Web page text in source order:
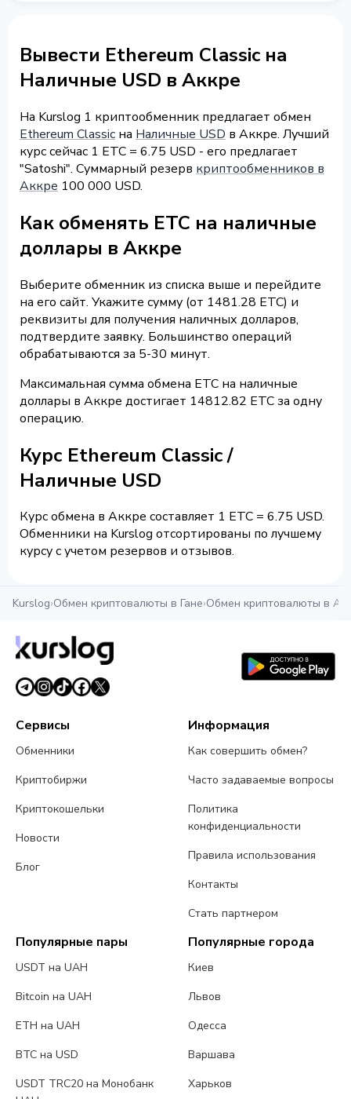
Вывести Ethereum Classic на
Наличные USD в Аккре
На Kurslog 1 криптообменник предлагает обмен
Ethereum Classic на Наличные USD в Аккре. Лучший
курс сейчас 1 ETC = 6.75 USD - его предлагает
"Satoshi". Суммарный резерв криптообменников в
Аккре 100 000 USD.
Как обменять ETC на наличные
доллары в Аккре
Выберите обменник из списка выше и перейдите
на его сайт. Укажите сумму (от 1481.28 ETC) и
реквизиты для получения наличных долларов,
подтвердите заявку. Большинство операций
обрабатываются за 5-30 минут.
Максимальная сумма обмена ETC на наличные
доллары в Аккре достигает 14812.82 ETC за одну
операцию.
Курс Ethereum Classic /
Наличные USD
Курс обмена в Аккре составляет 1 ETC = 6.75 USD.
Обменники на Kurslog отсортированы по лучшему
курсу с учетом резервов и отзывов.
Kurslog›Обмен криптовалюты в Гане›Обмен криптовалюты в
Сервисы
Обменники
Криптобиржи
Криптокошельки
Новости
Блог
Информация
Как совершить обмен?
Часто задаваемые вопросы
Политика
конфиденциальности
Правила использования
Контакты
Стать партнером
Популярные пары
USDT на UAH
Bitcoin на UAH
ETH на UAH
BTC на USD
USDT TRC20 на Монобанк
Популярные города
Киев
Львов
Одесса
Варшава
Харьков